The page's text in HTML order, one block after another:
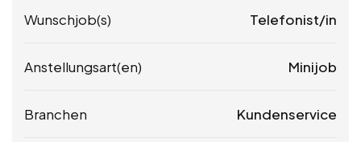
Wunschjob(s) Telefonist/in
Anstellungsart(en) Minijob
Branchen Kundenservice